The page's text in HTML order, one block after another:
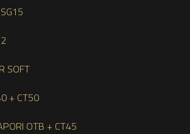
SOFT
+ CT50
OTB + CT45